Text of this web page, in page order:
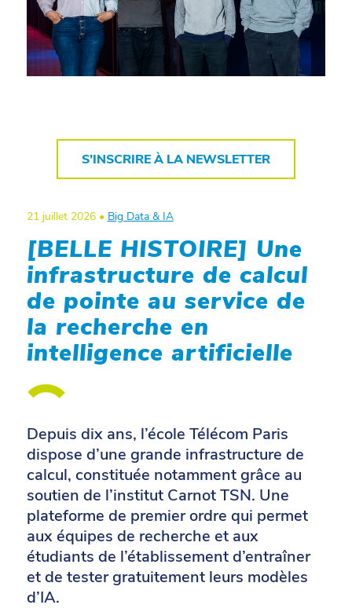
S’INSCRIRE À LA NEWSLETTER
21 juillet 2026 • Big Data & IA
[BELLE HISTOIRE] Une
infrastructure de calcul
de pointe au service de
la recherche en
intelligence artificielle
Depuis dix ans, l’école Télécom Paris
dispose d’une grande infrastructure de
calcul, constituée notamment grâce au
soutien de l’institut Carnot TSN. Une
plateforme de premier ordre qui permet
aux équipes de recherche et aux
étudiants de l’établissement d’entraîner
et de tester gratuitement leurs modèles
d’IA.